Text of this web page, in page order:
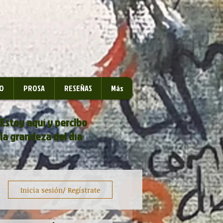
PROSA RESEÑAS Más
Estoy aquí y percibo
la grandeza del día
Inicia sesión/ Regístrate